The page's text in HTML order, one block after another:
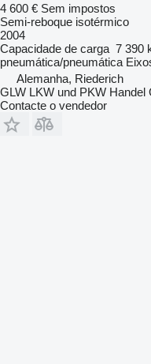
4 600 € Sem impostos
Semi-reboque isotérmico
2004
Capacidade de carga 7 390
pneumática/pneumática
Alemanha, Riederich
GLW LKW und PKW Handel
Contacte o vendedor